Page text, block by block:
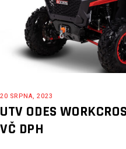
20 SRPNA, 2023
UTV ODES
VČ DPH